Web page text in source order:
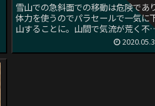
雪山での急斜面での移動は危険であ
体力を使うのでパラセールで一気に
山することに。山間で気流が荒く不
着することになった時のフレーズ。
Hang on, we’re gonna have to